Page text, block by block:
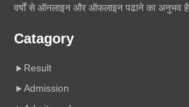
वर्षों से ऑनलाइन और ऑफलाइन पढाने का अनुभव
Catagory
Result
Admission